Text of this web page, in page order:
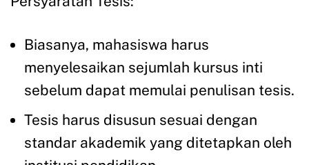
Biasanya, mahasiswa harus
menyelesaikan sejumlah kursus inti
sebelum dapat memulai penulisan tesis.
Tesis harus disusun sesuai dengan
standar akademik yang ditetapkan oleh